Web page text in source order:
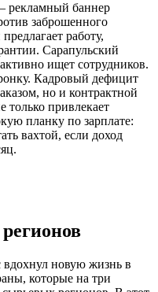
рекламный баннер
заброшенного
работу,
Сарапульский
ищет сотрудников.
Кадровый дефицит
но и контрактной
привлекает
планку по зарплате:
вахтой, если доход
новую жизнь в
которые на три